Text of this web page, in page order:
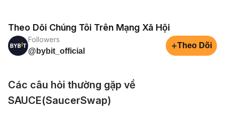
Theo Dõi Chúng Tôi Trên Mạng Xã Hội
Followers
@bybit_official
+Theo Dõi
Các câu hỏi thường gặp về
SAUCE(SaucerSwap)